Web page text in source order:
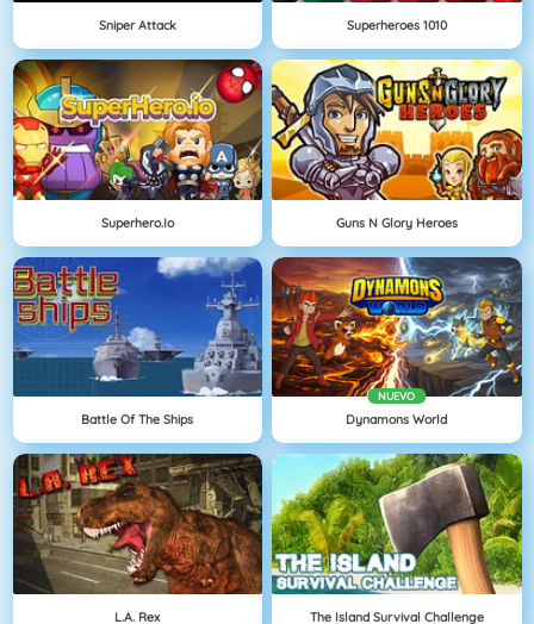
Sniper Attack Superheroes 1010
Superhero.io Guns N Glory Heroes
Battle Of The Ships
NUEVO
Dynamons World
L.A. Rex The Island Survival Challenge